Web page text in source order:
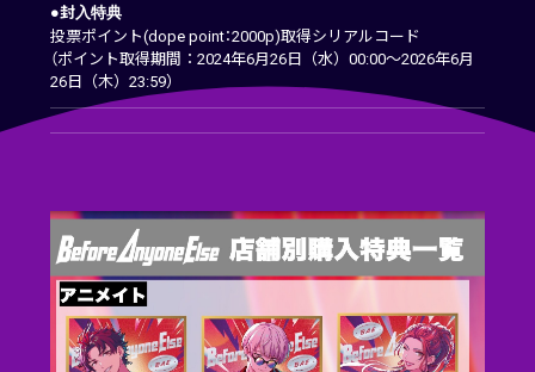
●封入特典
投票ポイント(dope point：2000p)取得シリアルコード
（ポイント取得期間：2024年6月26日（水）00:00～2026年6月
26日（木）23:59）